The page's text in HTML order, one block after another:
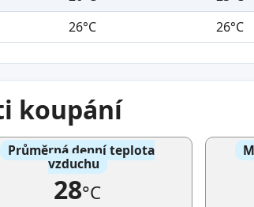
26°C 26°C
koupání
Průměrná denní teplota
vzduchu
28°C